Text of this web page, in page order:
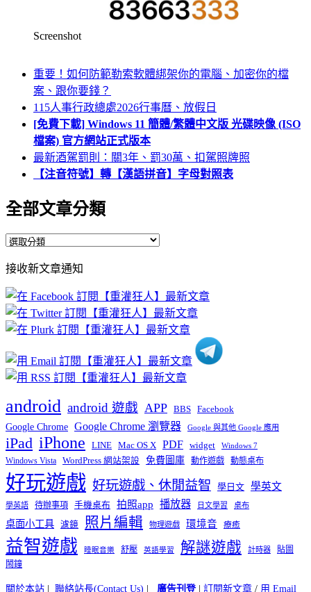
Screenshot
重要！如何防範勒索軟體綁架你的電腦、加密你的檔
案、跟你要錢？
115人事行政總處2026行事曆、放假日
[免費下載] Windows 11 簡體/繁體中文版 光碟映像 (ISO
檔案) 官方網站正式版本
最新酒駕罰則：關3年、罰30萬、扣駕照牌照
【注音符號】轉【漢語拼音】字母對照表
全部文章分類
全
文
章
分
類
接收新文章通知
android android 遊戲 APP BBS Facebook
Google Chrome Google Chrome 瀏覽器 Google 與其他 Google 應用
iPad iPhone LINE Mac OS X PDF widget Windows 7
Windows Vista WordPress 網站架設 免費圖庫 動作遊戲 動態桌布
好玩遊戲 好玩遊戲、休閒益智 學日文 學英文
學英語 待辦事項 手機桌布 拍照app 播放器 日文學習 桌布
桌面小工具 濾鏡 照片編輯 物理遊戲 環境音 療癒
益智遊戲 睡眠音樂 舒壓 英語學習 解謎遊戲 計時器
貼圖
鬧鐘
關於本站 | 聯絡站長(Contact Us) | 廣告刊登| 訂閱新文章 / 用 Email